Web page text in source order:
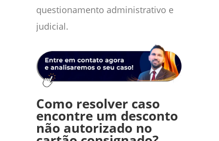
questionamento administrativo e
judicial.
Como resolver caso
encontre um desconto
não autorizado no